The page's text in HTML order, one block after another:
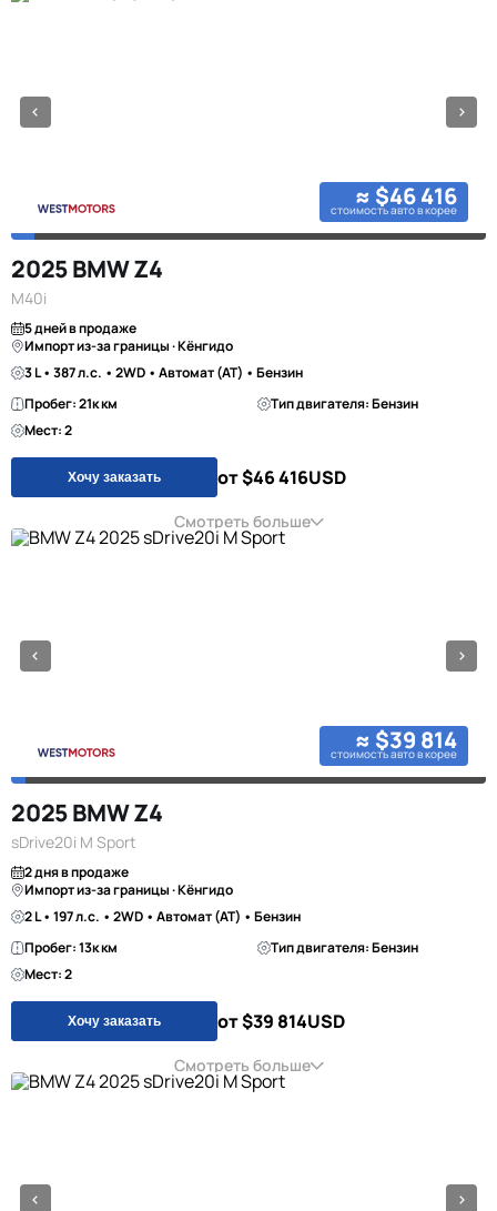
≈ $46 416
стоимость авто в корее
2025 BMW Z4
M40i
5 дней в продаже
Импорт из-за границы · Кёнгидо
3 L • 387 л.с. • 2WD • Автомат (AT) • Бензин
Пробег: 21к км
Тип двигателя: Бензин
Мест: 2
Хочу заказать от $46 416USD
Смотреть больше
≈ $39 814
стоимость авто в корее
2025 BMW Z4
sDrive20i M Sport
2 дня в продаже
Импорт из-за границы · Кёнгидо
2 L • 197 л.с. • 2WD • Автомат (AT) • Бензин
Пробег: 13к км
Тип двигателя: Бензин
Мест: 2
Хочу заказать от $39 814USD
Смотреть больше